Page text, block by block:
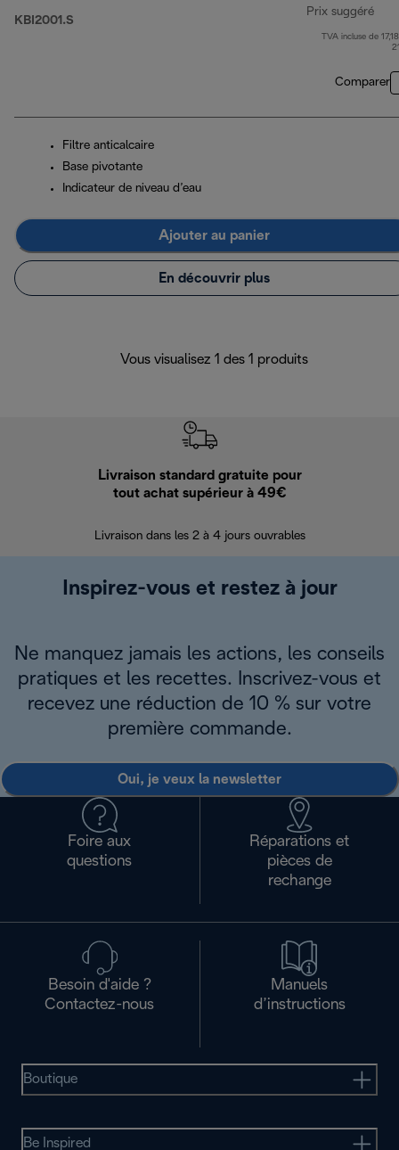
KBI2001.S
Prix suggéré
prix
TVA incluse de
Comparer
Filtre anticalcaire
Base pivotante
Indicateur de niveau d’eau
Ajouter au panier
En découvrir plus
Vous visualisez 1 des 1 produits
Livraison standard gratuite pour
tout achat supérieur à 49€
Livraison dans les 2 à 4 jours ouvrables
Inspirez-vous et restez à jour
Ne manquez jamais les actions, les conseils
pratiques et les recettes. Inscrivez-vous et
recevez une réduction de 10 % sur votre
première commande.
Oui, je veux la newsletter
Foire aux
questions
Réparations et
pièces de
rechange
Besoin d'aide ?
Contactez-nous
Manuels
d’instructions
Boutique
Be Inspired